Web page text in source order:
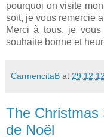
pourquoi on visite
soit, je vous remercie
Merci à tous, je
souhaite bonne et
CarmencitaB at 29.12.12
The Christmas
de Noël